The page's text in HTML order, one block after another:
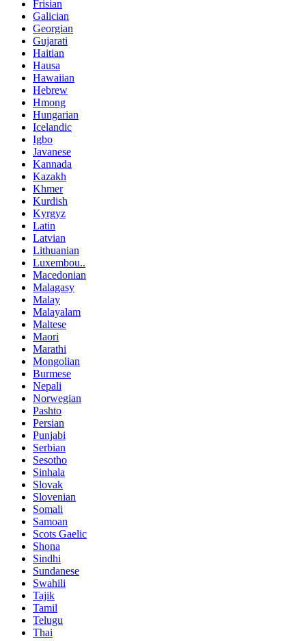
Frisian
Galician
Georgian
Gujarati
Haitian
Hausa
Hawaiian
Hebrew
Hmong
Hungarian
Icelandic
Igbo
Javanese
Kannada
Kazakh
Khmer
Kurdish
Kyrgyz
Latin
Latvian
Lithuanian
Luxembou..
Macedonian
Malagasy
Malay
Malayalam
Maltese
Maori
Marathi
Mongolian
Burmese
Nepali
Norwegian
Pashto
Persian
Punjabi
Serbian
Sesotho
Sinhala
Slovak
Slovenian
Somali
Samoan
Scots Gaelic
Shona
Sindhi
Sundanese
Swahili
Tajik
Tamil
Telugu
Thai